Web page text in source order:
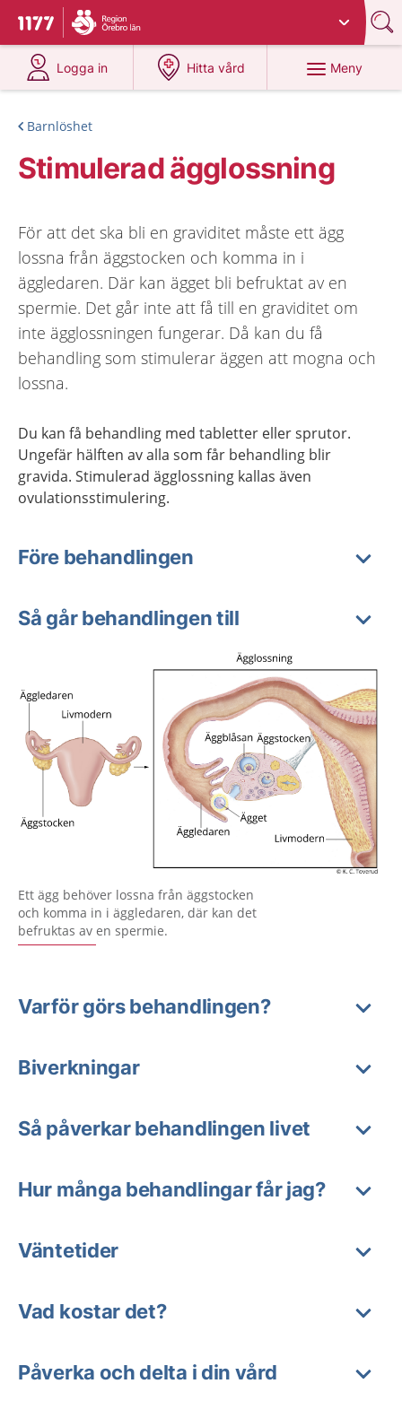
Till startsidan för 1177
Du har valt region
Logga in
på 1177.se
Hitta vård
på 1177.se
Meny
Barnlöshet
Stimulerad ägglossning
För att det ska bli en graviditet måste ett ägg
lossna från äggstocken och komma in i
äggledaren. Där kan ägget bli befruktat av en
spermie. Det går inte att få till en graviditet om
inte ägglossningen fungerar. Då kan du få
behandling som stimulerar äggen att mogna och
lossna.
Du kan få behandling med tabletter eller sprutor.
Ungefär hälften av alla som får behandling blir
gravida. Stimulerad ägglossning kallas även
ovulationsstimulering.
Före behandlingen
Så går behandlingen till
Ett ägg behöver lossna från äggstocken
och komma in i äggledaren, där kan det
befruktas av en spermie.
Varför görs behandlingen?
Biverkningar
Så påverkar behandlingen livet
Hur många behandlingar får jag?
Väntetider
Vad kostar det?
Påverka och delta i din vård